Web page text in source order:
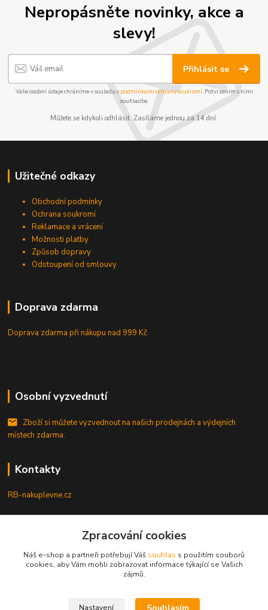
Nepropásněte novinky, akce a
slevy!
Přihlásit se
Vaše osobní údaje chráníme v souladu s podmínkami ochrany soukromí. Potvrzením s nimi
souhlasíte.
Můžete se kdykoli odhlásit. Zasíláme jednou za 14 dní.
Užitečné odkazy
Obchodní podmínky
Ochrana soukromí
Reklamace a vrácení
Možnosti platby
Způsob dopravy
Odstoupení od smlouvy
Doprava zdarma
Doprava zdarma při nákupunad 999 Kč
Osobní vyzvednutí
Zboží si můžete vyzvednout na našich prodejnách a výdejních
místech zdarma.
Kontakty
RB-nakuplevne.cz
+420 222722421
info@rb-nakuplevne.cz
Zpracování cookies
Náš e-shop a partneři potřebují Váš souhlas s použitím souborů
cookies, aby Vám mohli zobrazovat informace týkající se Vašich
zájmů.
Nastavení